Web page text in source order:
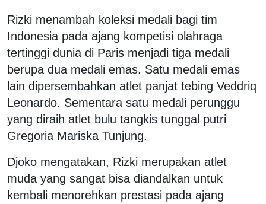
Rizki menambah koleksi medali bagi tim
Indonesia pada ajang kompetisi olahraga
tertinggi dunia di Paris menjadi tiga medali
berupa dua medali emas. Satu medali emas
lain dipersembahkan atlet panjat tebing Veddriq
Leonardo. Sementara satu medali perunggu
yang diraih atlet bulu tangkis tunggal putri
Gregoria Mariska Tunjung.
Djoko mengatakan, Rizki merupakan atlet
muda yang sangat bisa diandalkan untuk
kembali menorehkan prestasi pada ajang